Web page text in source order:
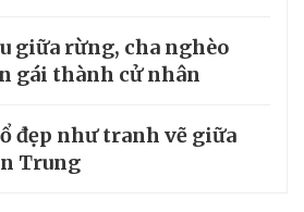
giữa rừng, cha nghèo
gái thành cử nhân
đẹp như tranh vẽ giữa
Trung